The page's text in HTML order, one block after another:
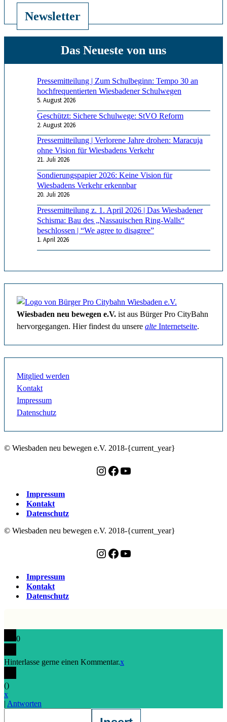
Newsletter
Pressemitteilung | Zum Schulbeginn: Tempo 30 an
hochfrequentierten Wiesbadener Schulwegen
5. August 2026
Geschützt: Sichere Schulwege: StVO Reform
2. August 2026
Pressemitteilung | Verlorene Jahre drohen: Maracuja
ohne Vision für Wiesbadens Verkehr
21. Juli 2026
Sondierungspapier 2026: Keine Vision für
Wiesbadens Verkehr erkennbar
20. Juli 2026
Pressemitteilung z. 1. April 2026 | Das Wiesbadener
Schisma: Bau des „Nassauischen Ring-Walls“
beschlossen | “We agree to disagree”
1. April 2026
Wiesbaden neu bewegen e.V. ist aus Bürger Pro CityBahn
hervorgegangen. Hier findest du unsere alte Internetseite.
Mitglied werden
Kontakt
Impressum
Datenschutz
© Wiesbaden neu bewegen e.V. 2018-{current_year}
Instagram
Facebook
YouTube
Impressum
Kontakt
Datenschutz
© Wiesbaden neu bewegen e.V. 2018-{current_year}
Instagram
Facebook
YouTube
Impressum
Kontakt
Datenschutz
0
Hinterlasse gerne einen Kommentar.x
()
x
| Antworten